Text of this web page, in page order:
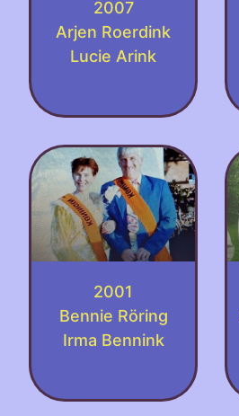
2007
Arjen Roerdink
Lucie Arink
2001
Bennie Röring
Irma Bennink